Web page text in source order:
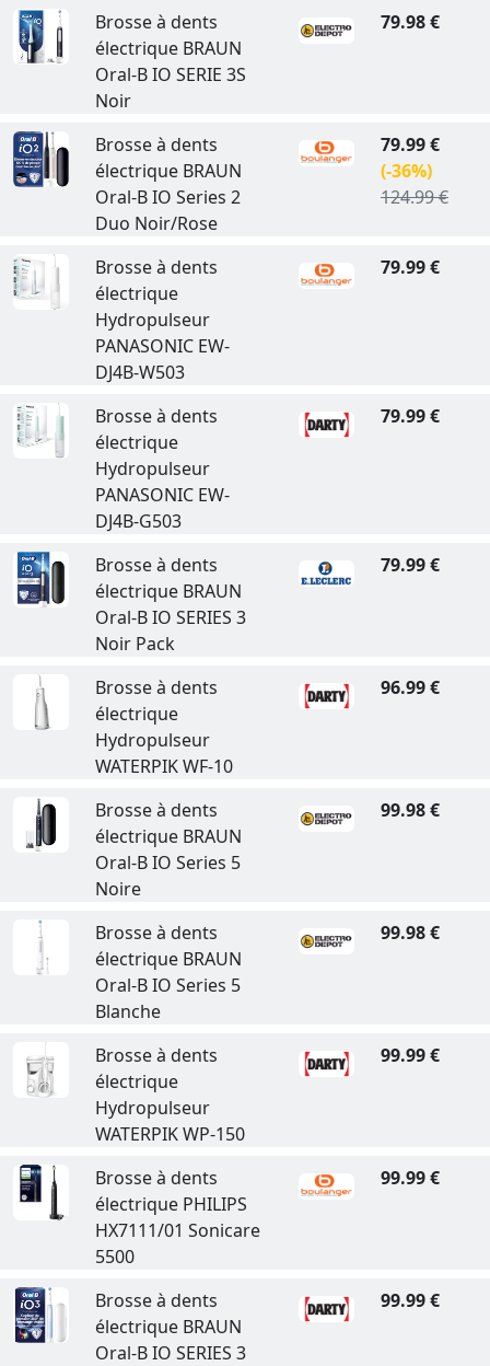
Brosse à dents
électrique BRAUN
Oral-B IO SERIE 3S
Noir
79.98 €
Brosse à dents
électrique BRAUN
Oral-B IO Series 2
Duo Noir/Rose
79.99 €
(-36%)
124.99 €
Brosse à dents
électrique
Hydropulseur
PANASONIC EW-
DJ4B-W503
79.99 €
Brosse à dents
électrique
Hydropulseur
PANASONIC EW-
DJ4B-G503
79.99 €
Brosse à dents
électrique BRAUN
Oral-B IO SERIES 3
Noir Pack
79.99 €
Brosse à dents
électrique
Hydropulseur
WATERPIK WF-10
96.99 €
Brosse à dents
électrique BRAUN
Oral-B IO Series 5
Noire
99.98 €
Brosse à dents
électrique BRAUN
Oral-B IO Series 5
Blanche
99.98 €
Brosse à dents
électrique
Hydropulseur
WATERPIK WP-150
99.99 €
Brosse à dents
électrique PHILIPS
HX7111/01 Sonicare
5500
99.99 €
Brosse à dents
électrique BRAUN
Oral-B IO SERIES 3
99.99 €